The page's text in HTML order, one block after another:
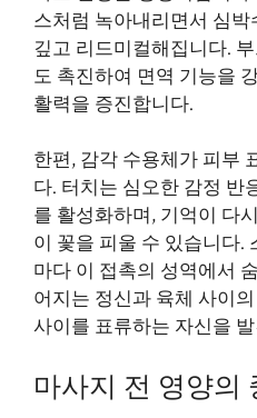
스처럼 녹아내리면서 심
깊고 리드미컬해집니다.
도 촉진하여 면역 기능을
활력을 증진합니다.
한편, 감각 수용체가 피부
다. 터치는 심오한 감정 반
를 활성화하며, 기억이 다
이 꽃을 피울 수 있습니다.
마다 이 접촉의 성역에서
어지는 정신과 육체 사이
사이를 표류하는 자신을
마사지 전 영양의